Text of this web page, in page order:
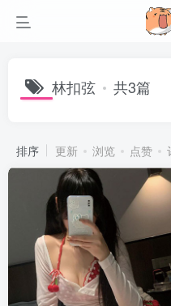
林扣弦 共3篇
排序 更新 浏览 点赞